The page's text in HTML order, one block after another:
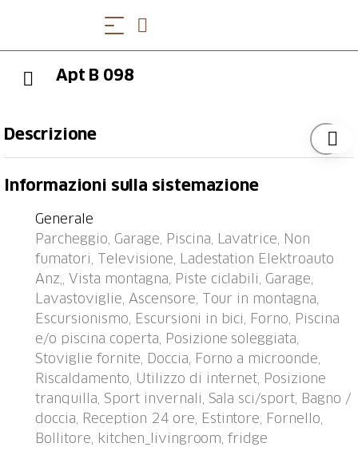
Apt B 098
Descrizione
Disentis, nella località, a 2 km dal centro, posizione
sciistica. In comune: piscina coperta (24 m2,
profondità 170 cm). Spazio giochi per bambini. Nella
casa: reception, sala comune, tennis tavolo, ascensore,
deposito sci, riscaldamento centralizzato, lavatrice,
asciugatrice (in comune, extra). (extra). Accesso fino
alla casa (strada di montagna). Autorimessa.
Dimensione: altezza 195 cm. Stazione di ricarica
elettrica. Negozio, supermercato, ristorante 700 m,
fermata bus "Disentis/Mustér, Pendicularas" 500 m,
stazione ferroviaria "Disentis" 2 km. Funicolare,
sciovia, impianti di risalita, piste da sci 700 m,
fermata ski bus 50 m, scuola di sci 500 m, pista di
Informazioni sulla sistemazione
Generale
Parcheggio, Garage, Piscina, Lavatrice, Non
fumatori, Televisione, Ladestation Elektroauto
Anz,, Vista montagna, Piste ciclabili, Garage,
Lavastoviglie, Ascensore, Tour in montagna,
Escursionismo, Escursioni in bici, Forno, Piscina
e/o piscina coperta, Posizione soleggiata,
Stoviglie fornite, Doccia, Forno a microonde,
Riscaldamento, Utilizzo di internet, Posizione
tranquilla, Sport invernali, Sala sci/sport, Bagno /
doccia, Reception 24 ore, Estintore, Fornello,
Bollitore, kitchen_livingroom, fridge